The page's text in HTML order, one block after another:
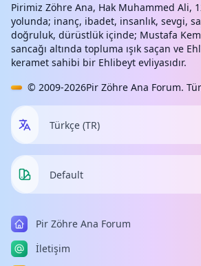
Pirimiz Zöhre Ana, Hak Muhammed Ali,
yolunda; inanç, ibadet, insanlık, sevgi,
doğruluk, dürüstlük içinde; Mustafa
sancağı altında topluma ışık saçan ve
keramet sahibi bir Ehlibeyt evliyasıdır.
© 2009-2026Pir Zöhre Ana Forum.
Pir Zöhre Ana Forum
İletişim